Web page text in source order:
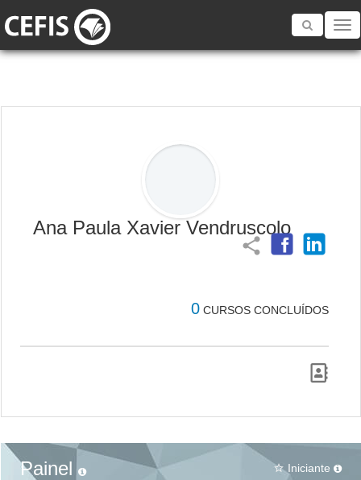
Toggle
Ana Paula Xavier Vendruscolo
share
0 CURSOS CONCLUÍDOS
Painel star_border Iniciante